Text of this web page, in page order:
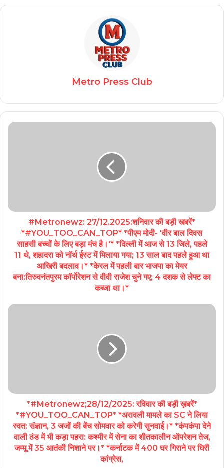
Metro Press Club
#Metronewz: 27/12.2025:शनिवार की बड़ी खबरें*
*#YOU_TOO_CAN_TOP* *पीएम मोदी- 'वीर बाल दिवस
साहसी बच्चों के लिए बड़ा मंच है।'* *दिल्ली में आज से 13 जिले, पहले
11 थे, शहादरा को नॉर्थ ईस्ट में मिलाया गया; 13 साल बाद पहले हुआ था
आखिरी बदलाव।* *केरल में पहली बार भाजपा का मेयर
बना:तिरुवनंतपुरम कॉर्पोरेशन से वीवी राजेश चुने गए; 4 दशक से लेफ्ट का
कब्जा था।*
*#Metronewz;28/12/2025: रविवार की बड़ी ख़बरें*
*#YOU_TOO_CAN_TOP* *अरावली मामले का SC ने लिया
स्वत: संज्ञान, 3 जजों की बेंच सोमवार को करेगी सुनवाई।* *कंपकंपा देने
वाली ठंड में भी कड़ा पहरा: कश्मीर में सेना का शीतकालीन ऑपरेशन तेज,
जम्मू में 35 आतंकी निशाने पर।* *कर्नाटक में 400 घर गिराने पर घिरी
कांग्रेस,